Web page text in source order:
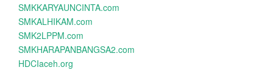
SMKKARYAUNCINTA.com
SMKALHIKAM.com
SMK2LPPM.com
SMKHARAPANBANGSA2.com
HDCIaceh.org